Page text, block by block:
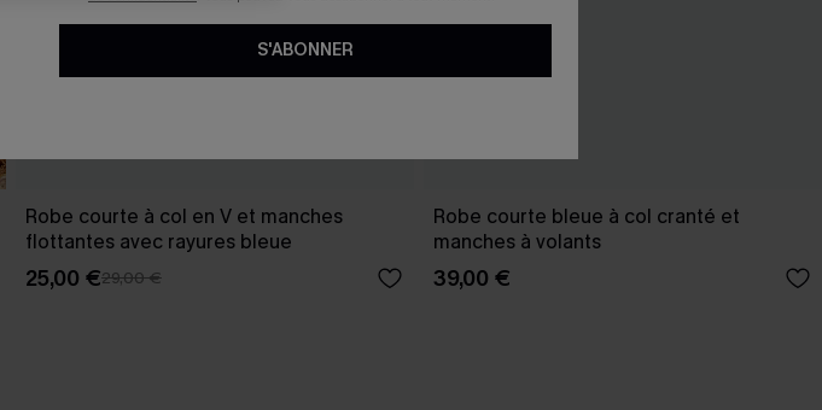
Robe courte à col en V et manches
flottantes avec rayures bleue
25,00 €29,00 €
Robe courte bleue à col cranté et
manches à volants
39,00 €
S'ABONNER